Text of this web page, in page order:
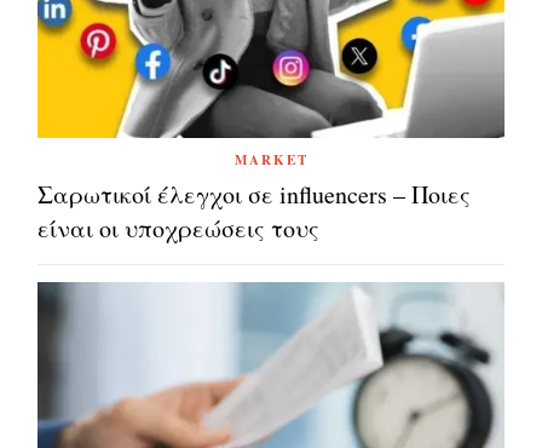
MARKET
Σαρωτικοί έλεγχοι σε influencers – Ποιες
είναι οι υποχρεώσεις τους